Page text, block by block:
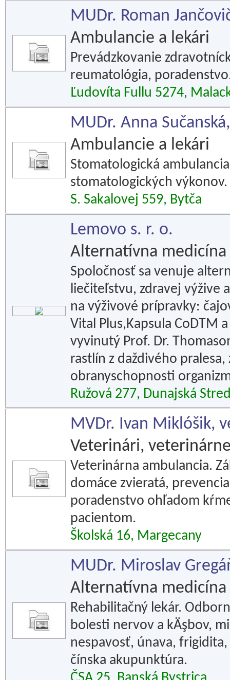
MUDr. Roman
Ambulancie a lekári
Prevádzkovanie
reumatológia,
Ľudovíta Fullu 5274,
MUDr. Anna
Ambulancie a lekári
Stomatologická
stomatologických výkonov.
S. Sakalovej 559, Bytča
Lemovo s. r. o.
Alternatívna medicína
Spoločnosť sa venuje
liečiteľstvu, zdravej výžive
na výživové prípravky:
Vital Plus,Kapsula CoDTM
vyvinutý Prof. Dr.
rastlín z daždivého
obranyschopnosti
Ružová 277, Dunajská
MVDr. Ivan Miklóšik,
Veterinári,
Veterinárna ambulancia.
domáce zvieratá,
poradenstvo ohľadom
pacientom.
Školská 16, Margecany
MUDr. Miroslav
Alternatívna medicína
Rehabilitačný lekár.
bolesti nervov a kÄşbov,
nespavosť, únava,
čínska akupunktúra.